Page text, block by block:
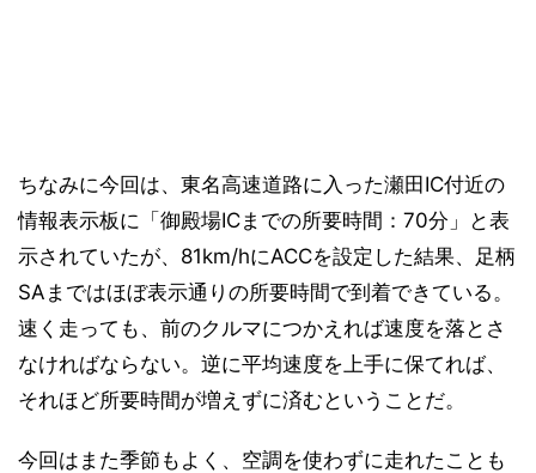
ちなみに今回は、東名高速道路に入った瀬田IC付近の
情報表示板に「御殿場ICまでの所要時間：70分」と表
示されていたが、81km/hにACCを設定した結果、足柄
SAまではほぼ表示通りの所要時間で到着できている。
速く走っても、前のクルマにつかえれば速度を落とさ
なければならない。逆に平均速度を上手に保てれば、
それほど所要時間が増えずに済むということだ。
今回はまた季節もよく、空調を使わずに走れたことも